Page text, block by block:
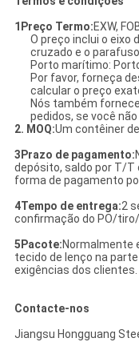
1Preço Termo:EXW,
O preço inclui o eixo
cruzado e o
Porto marítimo:
Por favor, forneça
calcular o preço
Nós também
pedidos, se você
2. MOQ:Um contêiner
3Prazo de pagamento:
depósito, saldo por T/T
forma de pagamento
4Tempo de entrega:2
confirmação do PO/
5Pacote:Normalmente
tecido de lenço na
exigências dos clientes.
Contacte-nos
Jiangsu Hongguang